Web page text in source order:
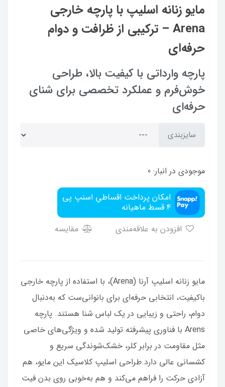
مایو زنانه اسلیپ با پارچه خارجی
Arena – ترکیبی از ظرافت و دوام
حرفه‌ای
پارچه وارداتی با کیفیت بالا، طراحی
خوش‌فرم و عملکرد تخصصی برای شنای
حرفه‌ای
سایزبندی
موجودی در انبار: 0
امکان پرداخت اقساطیِ اسنپ پی
۴ قسط ماهیانه
مقایسه
مایو زنانه اسلیپ آرنا (Arena)، با استفاده از پارچه خارجی
باکیفیت، انتخابی حرفه‌ای برای بانوانی‌ست که به‌دنبال
دوام، راحتی و زیبایی در یک لباس شنا هستند. پارچه
Arens با فناوری پیشرفته تولید شده و ویژگی‌های خاصی
مثل مقاومت در برابر کلر، خشک‌شوندگی سریع و
کشسانی عالی دارد.طراحی اسلیپ کلاسیک این مایو، هم
آزادی حرکت را فراهم می‌کند و هم به‌خوبی روی بدن فیت